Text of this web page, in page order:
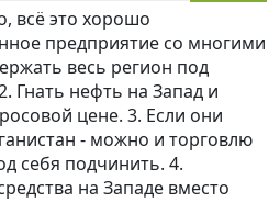
всё это хорошо
предприятие со многими
весь регион под
Гнать нефть на Запад и
цене. 3. Если они
- можно и торговлю
себя подчинить. 4.
на Западе вместо